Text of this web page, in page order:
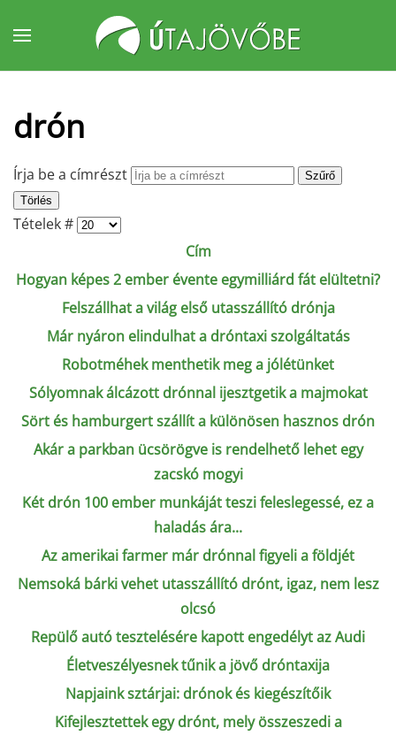
Fő tartalom átugrása
drón
Írja be a címrészt
Szűrő
Törlés
Tételek #
Cím
Hogyan képes 2 ember évente egymilliárd fát elültetni?
Felszállhat a világ első utasszállító drónja
Már nyáron elindulhat a dróntaxi szolgáltatás
Robotméhek menthetik meg a jólétünket
Sólyomnak álcázott drónnal ijesztgetik a majmokat
Sört és hamburgert szállít a különösen hasznos drón
Akár a parkban ücsörögve is rendelhető lehet egy
zacskó mogyi
Két drón 100 ember munkáját teszi feleslegessé, ez a
haladás ára...
Az amerikai farmer már drónnal figyeli a földjét
Nemsoká bárki vehet utasszállító drónt, igaz, nem lesz
olcsó
Repülő autó tesztelésére kapott engedélyt az Audi
Életveszélyesnek tűnik a jövő dróntaxija
Napjaink sztárjai: drónok és kiegészítőik
Kifejlesztettek egy drónt, mely összeszedi a